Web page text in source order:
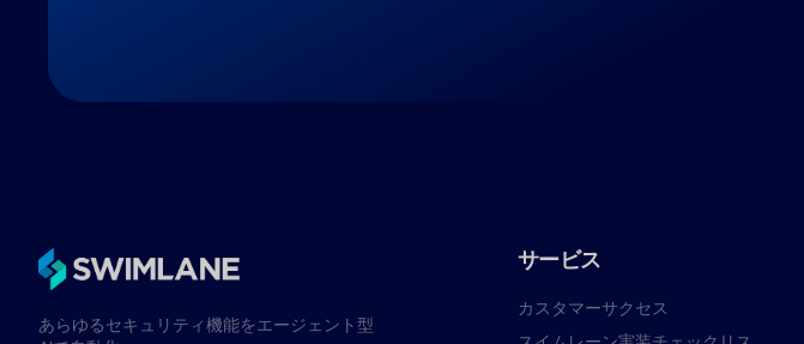
あらゆるセキュリティ機能をエージェント型
サービス
カスタマーサクセス